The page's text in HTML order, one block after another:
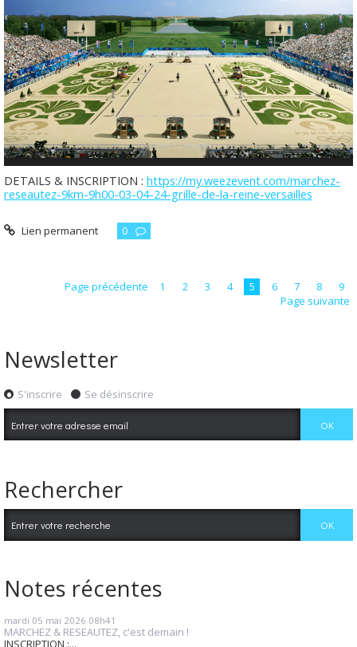
DETAILS & INSCRIPTION : https://my.weezevent.com/marchez-
reseautez-9km-9h00-03-04-24-grille-de-la-reine-versailles
Lien permanent 0
Page précédente 1 2 3 4 5 6 7 8
9
Page suivante
Newsletter
S'inscrire Se désinscrire
Rechercher
Notes récentes
mardi 05 mai 2026 08h41
MARCHEZ & RESEAUTEZ, c'est demain !
INSCRIPTION :...